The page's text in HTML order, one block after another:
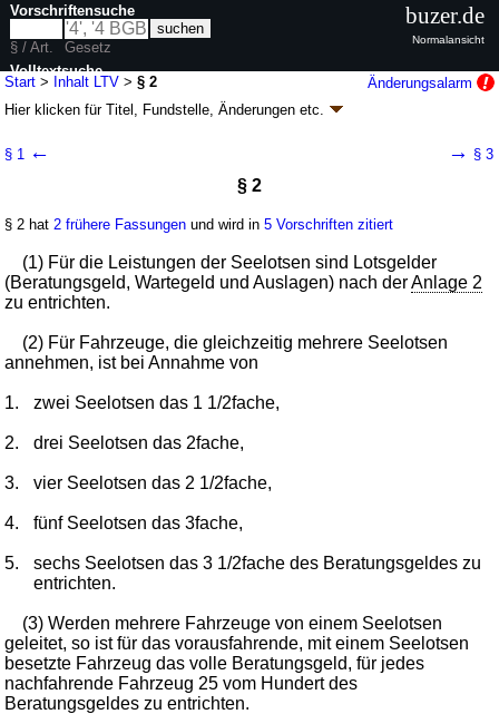
Start > Inhalt LTV >§ 2
Änderungsalarm
Hier klicken fürTitel, Fundstelle, Änderungen etc.
BGBl. 2025 I Nr. 328
23 weitere Fassungen | wird in 26 Vorschriften zitiert
§ 1 ← → § 3
§ 2
§ 2 hat 2 frühere Fassungen und wird in5 Vorschriften zitiert
(1) Für die Leistungen der Seelotsen sind Lotsgelder
(Beratungsgeld, Wartegeld und Auslagen) nach derAnlage 2
zu entrichten.
(2) Für Fahrzeuge, die gleichzeitig mehrere Seelotsen
annehmen, ist bei Annahme von
1. zwei Seelotsen das 1 1/2fache,
2. drei Seelotsen das 2fache,
3. vier Seelotsen das 2 1/2fache,
4. fünf Seelotsen das 3fache,
5.
sechs Seelotsen das 3 1/2fache des Beratungsgeldes zu
entrichten.
(3) Werden mehrere Fahrzeuge von einem Seelotsen
geleitet, so ist für das vorausfahrende, mit einem Seelotsen
besetzte Fahrzeug das volle Beratungsgeld, für jedes
nachfahrende Fahrzeug 25 vom Hundert des
Beratungsgeldes zu entrichten.
Vorschriftensuche
§ / Art.
Gesetz
Volltextsuche
nur in LTV
buzer.de
Normalansicht